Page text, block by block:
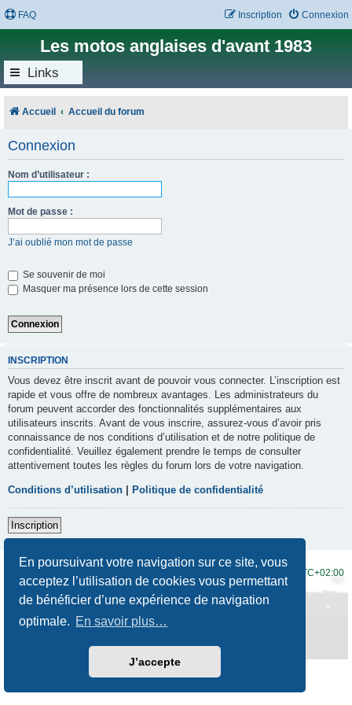
En poursuivant votre navigation sur ce site, vous
acceptez l’utilisation de cookies vous permettant
de bénéficier d’une expérience de navigation
optimale. En savoir plus…
J’accepte
FAQ Connexion
Inscription
Les motos anglaises d'avant 1983
Links
Accueil Accueil du forum
Connexion
Nom d’utilisateur :
Mot de passe :
J’ai oublié mon mot de passe
Se souvenir de moi
Masquer ma présence lors de cette session
INSCRIPTION
Vous devez être inscrit avant de pouvoir vous connecter. L’inscription est
rapide et vous offre de nombreux avantages. Les administrateurs du
forum peuvent accorder des fonctionnalités supplémentaires aux
utilisateurs inscrits. Avant de vous inscrire, assurez-vous d’avoir pris
connaissance de nos conditions d’utilisation et de notre politique de
confidentialité. Veuillez également prendre le temps de consulter
attentivement toutes les règles du forum lors de votre navigation.
Conditions d’utilisation Politique de confidentialité
Inscription
UTC+02:00
Développé par phpBB® Forum Software © phpBB Limited
Traduction française officielle
Prosilver New Edition
Confidentialité|Conditions